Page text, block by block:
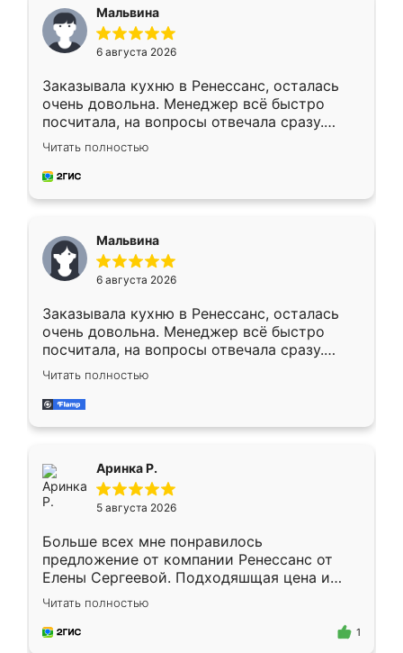
Мальвина
6 августа 2026
Заказывала кухню в Ренессанс, осталась
очень довольна. Менеджер всё быстро
посчитала, на вопросы отвечала сразу.
Замерщик приехал в субботу, подошёл к
делу со всей ответственностью. Собрали
за день, ребята работали аккуратно, даже
Читать полностью
Мальвина
6 августа 2026
Заказывала кухню в Ренессанс, осталась
очень довольна. Менеджер всё быстро
посчитала, на вопросы отвечала сразу.
Замерщик приехал в субботу, подошёл к
делу со всей ответственностью. Собрали
за день, ребята работали аккуратно, даже
Читать полностью
Аринка Р.
5 августа 2026
Больше всех мне понравилось
предложение от компании Ренессанс от
Елены Сергеевой. Подходяшщая цена и
короткие сроки изготовления. Приехавший
для замера сотрудник Владислав
предложил по моему эскизу самый
Читать полностью
1